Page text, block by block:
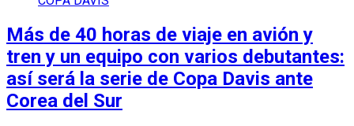
Más de 40 horas de viaje en avión y
tren y un equipo con varios debutantes:
así será la serie de Copa Davis ante
Corea del Sur